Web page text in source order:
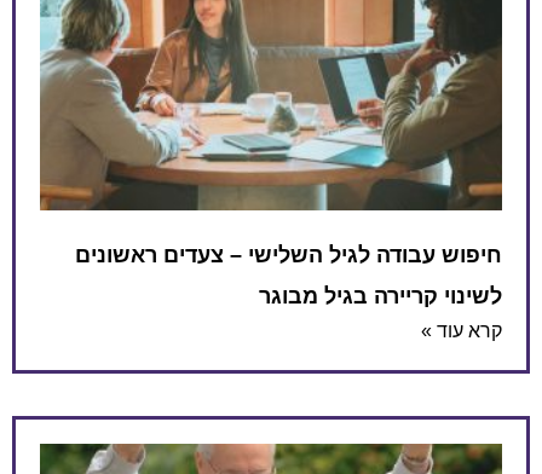
חיפוש עבודה לגיל השלישי – צעדים ראשונים
לשינוי קריירה בגיל מבוגר
קרא עוד »